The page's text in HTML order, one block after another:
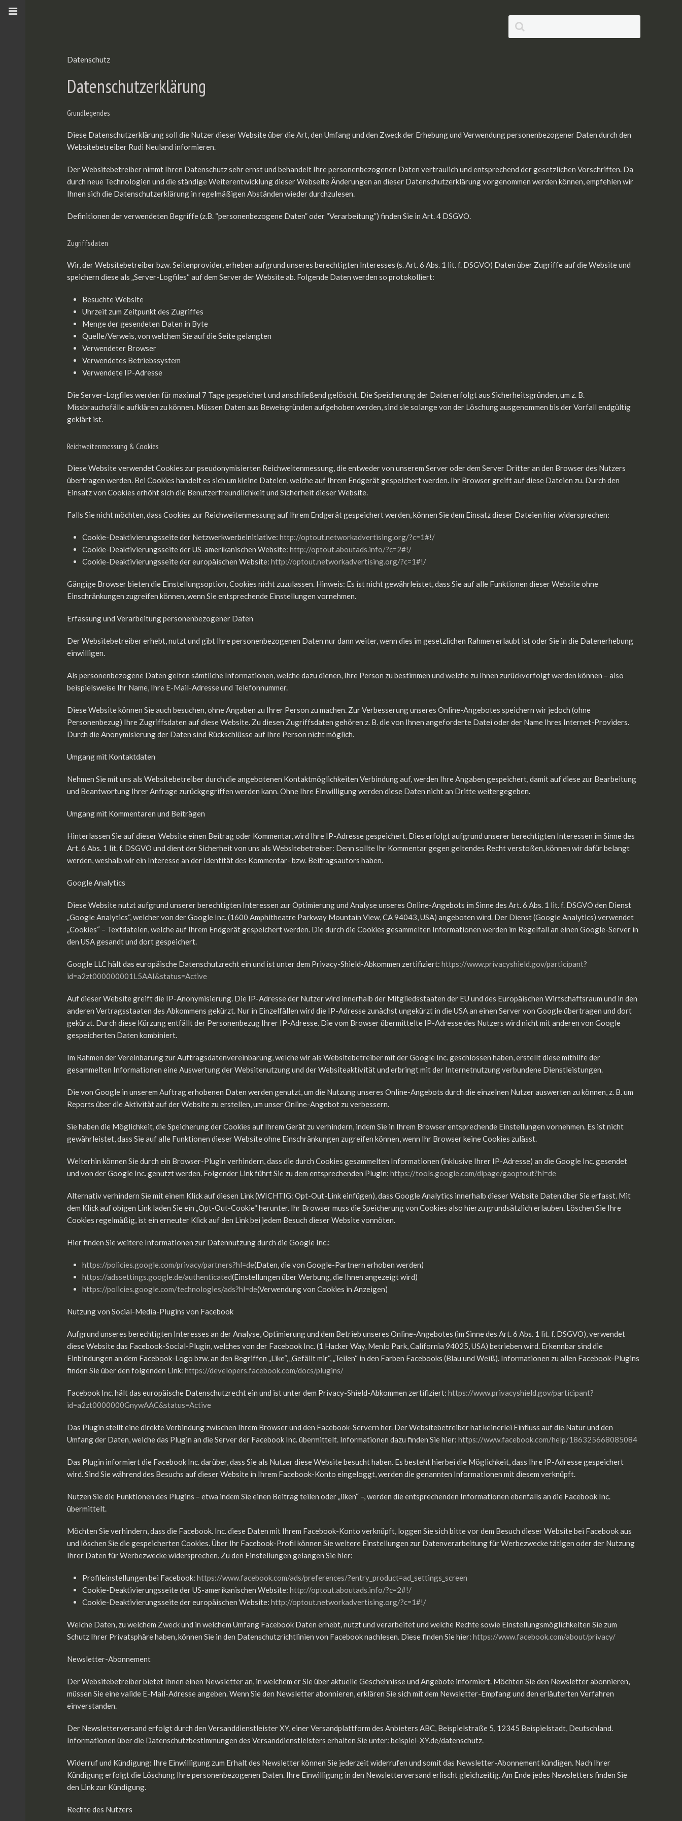
Rudi Neuland
Pianokonzerte
Gästehaus
Geographische Lage
Insel Impressionen
Kontakt/Impressum
Datenschutz
Datenschutz
Datenschutzerklärung
Grundlegendes
Diese Datenschutzerklärung soll die Nutzer dieser Website über die Art, den Umfang und den Zweck der Erhebung und Verwendung personenbezogener Daten durch den
Websitebetreiber Rudi Neuland informieren.
Der Websitebetreiber nimmt Ihren Datenschutz sehr ernst und behandelt Ihre personenbezogenen Daten vertraulich und entsprechend der gesetzlichen Vorschriften. Da
durch neue Technologien und die ständige Weiterentwicklung dieser Webseite Änderungen an dieser Datenschutzerklärung vorgenommen werden können, empfehlen wir
Ihnen sich die Datenschutzerklärung in regelmäßigen Abständen wieder durchzulesen.
Definitionen der verwendeten Begriffe (z.B. “personenbezogene Daten” oder “Verarbeitung”) finden Sie in Art. 4 DSGVO.
Zugriffsdaten
Wir, der Websitebetreiber bzw. Seitenprovider, erheben aufgrund unseres berechtigten Interesses (s. Art. 6 Abs. 1 lit. f. DSGVO) Daten über Zugriffe auf die Website und
speichern diese als „Server-Logfiles“ auf dem Server der Website ab. Folgende Daten werden so protokolliert:
Besuchte Website
Uhrzeit zum Zeitpunkt des Zugriffes
Menge der gesendeten Daten in Byte
Quelle/Verweis, von welchem Sie auf die Seite gelangten
Verwendeter Browser
Verwendetes Betriebssystem
Verwendete IP-Adresse
Die Server-Logfiles werden für maximal 7 Tage gespeichert und anschließend gelöscht. Die Speicherung der Daten erfolgt aus Sicherheitsgründen, um z. B.
Missbrauchsfälle aufklären zu können. Müssen Daten aus Beweisgründen aufgehoben werden, sind sie solange von der Löschung ausgenommen bis der Vorfall endgültig
geklärt ist.
Reichweitenmessung & Cookies
Diese Website verwendet Cookies zur pseudonymisierten Reichweitenmessung, die entweder von unserem Server oder dem Server Dritter an den Browser des Nutzers
übertragen werden. Bei Cookies handelt es sich um kleine Dateien, welche auf Ihrem Endgerät gespeichert werden. Ihr Browser greift auf diese Dateien zu. Durch den
Einsatz von Cookies erhöht sich die Benutzerfreundlichkeit und Sicherheit dieser Website.
Falls Sie nicht möchten, dass Cookies zur Reichweitenmessung auf Ihrem Endgerät gespeichert werden, können Sie dem Einsatz dieser Dateien hier widersprechen:
Cookie-Deaktivierungsseite der Netzwerkwerbeinitiative: http://optout.networkadvertising.org/?c=1#!/
Cookie-Deaktivierungsseite der US-amerikanischen Website: http://optout.aboutads.info/?c=2#!/
Cookie-Deaktivierungsseite der europäischen Website: http://optout.networkadvertising.org/?c=1#!/
Gängige Browser bieten die Einstellungsoption, Cookies nicht zuzulassen. Hinweis: Es ist nicht gewährleistet, dass Sie auf alle Funktionen dieser Website ohne
Einschränkungen zugreifen können, wenn Sie entsprechende Einstellungen vornehmen.
Erfassung und Verarbeitung personenbezogener Daten
Der Websitebetreiber erhebt, nutzt und gibt Ihre personenbezogenen Daten nur dann weiter, wenn dies im gesetzlichen Rahmen erlaubt ist oder Sie in die Datenerhebung
einwilligen.
Als personenbezogene Daten gelten sämtliche Informationen, welche dazu dienen, Ihre Person zu bestimmen und welche zu Ihnen zurückverfolgt werden können – also
beispielsweise Ihr Name, Ihre E-Mail-Adresse und Telefonnummer.
Diese Website können Sie auch besuchen, ohne Angaben zu Ihrer Person zu machen. Zur Verbesserung unseres Online-Angebotes speichern wir jedoch (ohne
Personenbezug) Ihre Zugriffsdaten auf diese Website. Zu diesen Zugriffsdaten gehören z. B. die von Ihnen angeforderte Datei oder der Name Ihres Internet-Providers.
Durch die Anonymisierung der Daten sind Rückschlüsse auf Ihre Person nicht möglich.
Umgang mit Kontaktdaten
Nehmen Sie mit uns als Websitebetreiber durch die angebotenen Kontaktmöglichkeiten Verbindung auf, werden Ihre Angaben gespeichert, damit auf diese zur Bearbeitung
und Beantwortung Ihrer Anfrage zurückgegriffen werden kann. Ohne Ihre Einwilligung werden diese Daten nicht an Dritte weitergegeben.
Umgang mit Kommentaren und Beiträgen
Hinterlassen Sie auf dieser Website einen Beitrag oder Kommentar, wird Ihre IP-Adresse gespeichert. Dies erfolgt aufgrund unserer berechtigten Interessen im Sinne des
Art. 6 Abs. 1 lit. f. DSGVO und dient der Sicherheit von uns als Websitebetreiber: Denn sollte Ihr Kommentar gegen geltendes Recht verstoßen, können wir dafür belangt
werden, weshalb wir ein Interesse an der Identität des Kommentar- bzw. Beitragsautors haben.
Google Analytics
Diese Website nutzt aufgrund unserer berechtigten Interessen zur Optimierung und Analyse unseres Online-Angebots im Sinne des Art. 6 Abs. 1 lit. f. DSGVO den Dienst
„Google Analytics“, welcher von der Google Inc. (1600 Amphitheatre Parkway Mountain View, CA 94043, USA) angeboten wird. Der Dienst (Google Analytics) verwendet
„Cookies“ – Textdateien, welche auf Ihrem Endgerät gespeichert werden. Die durch die Cookies gesammelten Informationen werden im Regelfall an einen Google-Server in
den USA gesandt und dort gespeichert.
Google LLC hält das europäische Datenschutzrecht ein und ist unter dem Privacy-Shield-Abkommen zertifiziert: https://www.privacyshield.gov/participant?
id=a2zt000000001L5AAI&status=Active
Auf dieser Website greift die IP-Anonymisierung. Die IP-Adresse der Nutzer wird innerhalb der Mitgliedsstaaten der EU und des Europäischen Wirtschaftsraum und in den
anderen Vertragsstaaten des Abkommens gekürzt. Nur in Einzelfällen wird die IP-Adresse zunächst ungekürzt in die USA an einen Server von Google übertragen und dort
gekürzt. Durch diese Kürzung entfällt der Personenbezug Ihrer IP-Adresse. Die vom Browser übermittelte IP-Adresse des Nutzers wird nicht mit anderen von Google
gespeicherten Daten kombiniert.
Im Rahmen der Vereinbarung zur Auftragsdatenvereinbarung, welche wir als Websitebetreiber mit der Google Inc. geschlossen haben, erstellt diese mithilfe der
gesammelten Informationen eine Auswertung der Websitenutzung und der Websiteaktivität und erbringt mit der Internetnutzung verbundene Dienstleistungen.
Die von Google in unserem Auftrag erhobenen Daten werden genutzt, um die Nutzung unseres Online-Angebots durch die einzelnen Nutzer auswerten zu können, z. B. um
Reports über die Aktivität auf der Website zu erstellen, um unser Online-Angebot zu verbessern.
Sie haben die Möglichkeit, die Speicherung der Cookies auf Ihrem Gerät zu verhindern, indem Sie in Ihrem Browser entsprechende Einstellungen vornehmen. Es ist nicht
gewährleistet, dass Sie auf alle Funktionen dieser Website ohne Einschränkungen zugreifen können, wenn Ihr Browser keine Cookies zulässt.
Weiterhin können Sie durch ein Browser-Plugin verhindern, dass die durch Cookies gesammelten Informationen (inklusive Ihrer IP-Adresse) an die Google Inc. gesendet
und von der Google Inc. genutzt werden. Folgender Link führt Sie zu dem entsprechenden Plugin: https://tools.google.com/dlpage/gaoptout?hl=de
Alternativ verhindern Sie mit einem Klick auf diesen Link (WICHTIG: Opt-Out-Link einfügen), dass Google Analytics innerhalb dieser Website Daten über Sie erfasst. Mit
dem Klick auf obigen Link laden Sie ein „Opt-Out-Cookie“ herunter. Ihr Browser muss die Speicherung von Cookies also hierzu grundsätzlich erlauben. Löschen Sie Ihre
Cookies regelmäßig, ist ein erneuter Klick auf den Link bei jedem Besuch dieser Website vonnöten.
Hier finden Sie weitere Informationen zur Datennutzung durch die Google Inc.:
https://policies.google.com/privacy/partners?hl=de(Daten, die von Google-Partnern erhoben werden)
https://adssettings.google.de/authenticated(Einstellungen über Werbung, die Ihnen angezeigt wird)
https://policies.google.com/technologies/ads?hl=de(Verwendung von Cookies in Anzeigen)
Nutzung von Social-Media-Plugins von Facebook
Aufgrund unseres berechtigten Interesses an der Analyse, Optimierung und dem Betrieb unseres Online-Angebotes (im Sinne des Art. 6 Abs. 1 lit. f. DSGVO), verwendet
diese Website das Facebook-Social-Plugin, welches von der Facebook Inc. (1 Hacker Way, Menlo Park, California 94025, USA) betrieben wird. Erkennbar sind die
Einbindungen an dem Facebook-Logo bzw. an den Begriffen „Like“, „Gefällt mir“, „Teilen“ in den Farben Facebooks (Blau und Weiß). Informationen zu allen Facebook-Plugins
finden Sie über den folgenden Link: https://developers.facebook.com/docs/plugins/
Facebook Inc. hält das europäische Datenschutzrecht ein und ist unter dem Privacy-Shield-Abkommen zertifiziert: https://www.privacyshield.gov/participant?
id=a2zt0000000GnywAAC&status=Active
Das Plugin stellt eine direkte Verbindung zwischen Ihrem Browser und den Facebook-Servern her. Der Websitebetreiber hat keinerlei Einfluss auf die Natur und den
Umfang der Daten, welche das Plugin an die Server der Facebook Inc. übermittelt. Informationen dazu finden Sie hier: https://www.facebook.com/help/186325668085084
Das Plugin informiert die Facebook Inc. darüber, dass Sie als Nutzer diese Website besucht haben. Es besteht hierbei die Möglichkeit, dass Ihre IP-Adresse gespeichert
wird. Sind Sie während des Besuchs auf dieser Website in Ihrem Facebook-Konto eingeloggt, werden die genannten Informationen mit diesem verknüpft.
Nutzen Sie die Funktionen des Plugins – etwa indem Sie einen Beitrag teilen oder „liken“ –, werden die entsprechenden Informationen ebenfalls an die Facebook Inc.
übermittelt.
Möchten Sie verhindern, dass die Facebook. Inc. diese Daten mit Ihrem Facebook-Konto verknüpft, loggen Sie sich bitte vor dem Besuch dieser Website bei Facebook aus
und löschen Sie die gespeicherten Cookies. Über Ihr Facebook-Profil können Sie weitere Einstellungen zur Datenverarbeitung für Werbezwecke tätigen oder der Nutzung
Ihrer Daten für Werbezwecke widersprechen. Zu den Einstellungen gelangen Sie hier:
Profileinstellungen bei Facebook: https://www.facebook.com/ads/preferences/?entry_product=ad_settings_screen
Cookie-Deaktivierungsseite der US-amerikanischen Website: http://optout.aboutads.info/?c=2#!/
Cookie-Deaktivierungsseite der europäischen Website: http://optout.networkadvertising.org/?c=1#!/
Welche Daten, zu welchem Zweck und in welchem Umfang Facebook Daten erhebt, nutzt und verarbeitet und welche Rechte sowie Einstellungsmöglichkeiten Sie zum
Schutz Ihrer Privatsphäre haben, können Sie in den Datenschutzrichtlinien von Facebook nachlesen. Diese finden Sie hier: https://www.facebook.com/about/privacy/
Newsletter-Abonnement
Der Websitebetreiber bietet Ihnen einen Newsletter an, in welchem er Sie über aktuelle Geschehnisse und Angebote informiert. Möchten Sie den Newsletter abonnieren,
müssen Sie eine valide E-Mail-Adresse angeben. Wenn Sie den Newsletter abonnieren, erklären Sie sich mit dem Newsletter-Empfang und den erläuterten Verfahren
einverstanden.
Der Newsletterversand erfolgt durch den Versanddienstleister XY, einer Versandplattform des Anbieters ABC, Beispielstraße 5, 12345 Beispielstadt, Deutschland.
Informationen über die Datenschutzbestimmungen des Versanddienstleisters erhalten Sie unter: beispiel-XY.de/datenschutz.
Widerruf und Kündigung: Ihre Einwilligung zum Erhalt des Newsletter können Sie jederzeit widerrufen und somit das Newsletter-Abonnement kündigen. Nach Ihrer
Kündigung erfolgt die Löschung Ihre personenbezogenen Daten. Ihre Einwilligung in den Newsletterversand erlischt gleichzeitig. Am Ende jedes Newsletters finden Sie
den Link zur Kündigung.
Rechte des Nutzers